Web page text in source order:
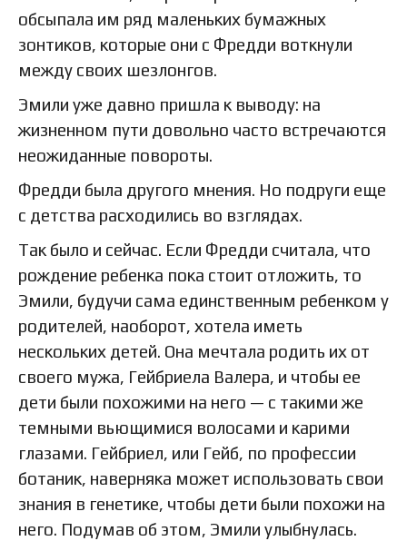
обсыпала им ряд маленьких бумажных
зонтиков, которые они с Фредди воткнули
между своих шезлонгов.
Эмили уже давно пришла к выводу: на
жизненном пути довольно часто встречаются
неожиданные повороты.
Фредди была другого мнения. Но подруги еще
с детства расходились во взглядах.
Так было и сейчас. Если Фредди считала, что
рождение ребенка пока стоит отложить, то
Эмили, будучи сама единственным ребенком у
родителей, наоборот, хотела иметь
нескольких детей. Она мечтала родить их от
своего мужа, Гейбриела Валера, и чтобы ее
дети были похожими на него — с такими же
темными вьющимися волосами и карими
глазами. Гейбриел, или Гейб, по профессии
ботаник, наверняка может использовать свои
знания в генетике, чтобы дети были похожи на
него. Подумав об этом, Эмили улыбнулась.